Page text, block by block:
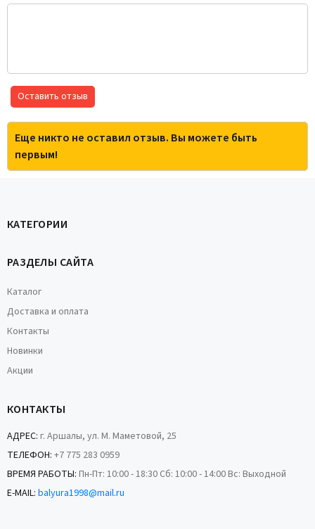
Оставить отзыв
Еще никто не оставил отзыв. Вы можете быть
первым!
КАТЕГОРИИ
РАЗДЕЛЫ САЙТА
Каталог
Доставка и оплата
Контакты
Новинки
Акции
КОНТАКТЫ
АДРЕС: г. Аршалы, ул. М. Маметовой, 25
ТЕЛЕФОН: +7 775 283 0959
ВРЕМЯ РАБОТЫ: Пн-Пт: 10:00 - 18:30 Сб: 10:00 - 14:00 Вс: Выходной
E-MAIL: balyura1998@mail.ru